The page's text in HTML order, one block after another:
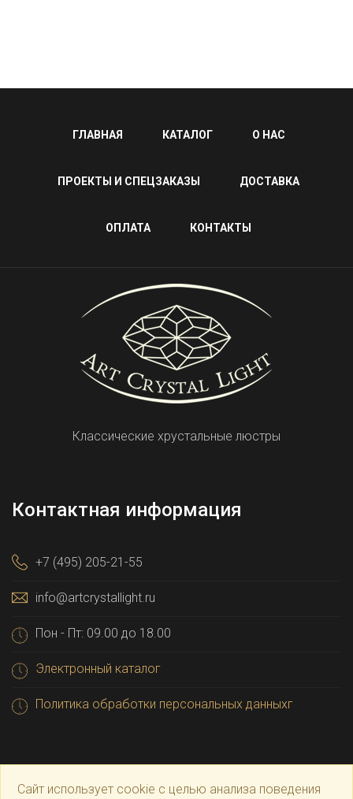
ГЛАВНАЯ КАТАЛОГ О НАС
ПРОЕКТЫ И СПЕЦЗАКАЗЫ ДОСТАВКА
ОПЛАТА КОНТАКТЫ
Классические хрустальные люстры
Контактная информация
+7 (495) 205-21-55
info@artcrystallight.ru
Пон - Пт: 09.00 до 18.00
Электронный каталог
Политика обработки персональных данныхг
Сайт использует cookie с целью анализа поведения